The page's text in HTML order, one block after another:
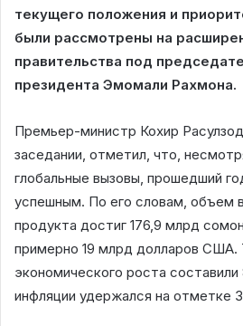
текущего положения и
были рассмотрены на
правительства под
президента Эмомали Рахмона.
Премьер-министр Кохир
заседании, отметил, что,
глобальные вызовы, прошедший
успешным. По его словам, объем
продукта достиг 176,9 млрд
примерно 19 млрд долларов США.
экономического роста
инфляции удержался на отметке